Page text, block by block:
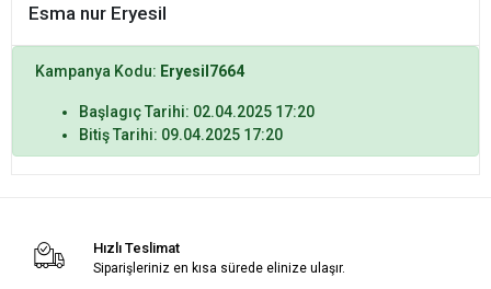
Esma nur Eryesil
Kampanya Kodu: Eryesil7664
Başlagıç Tarihi: 02.04.2025 17:20
Bitiş Tarihi: 09.04.2025 17:20
Hızlı Teslimat
Siparişleriniz en kısa sürede elinize ulaşır.